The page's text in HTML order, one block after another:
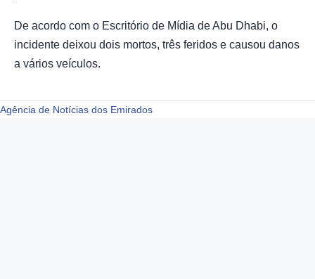
De acordo com o Escritório de Mídia de Abu Dhabi, o
incidente deixou dois mortos, três feridos e causou danos
a vários veículos.
Agência de Notícias dos Emirados